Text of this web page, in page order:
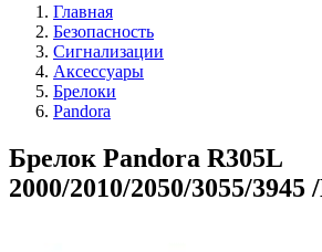
Главная
Безопасность
Сигнализации
Аксессуары
Брелоки
Pandora
Брелок Pandora R305L
2000/2010/2050/3055/3945